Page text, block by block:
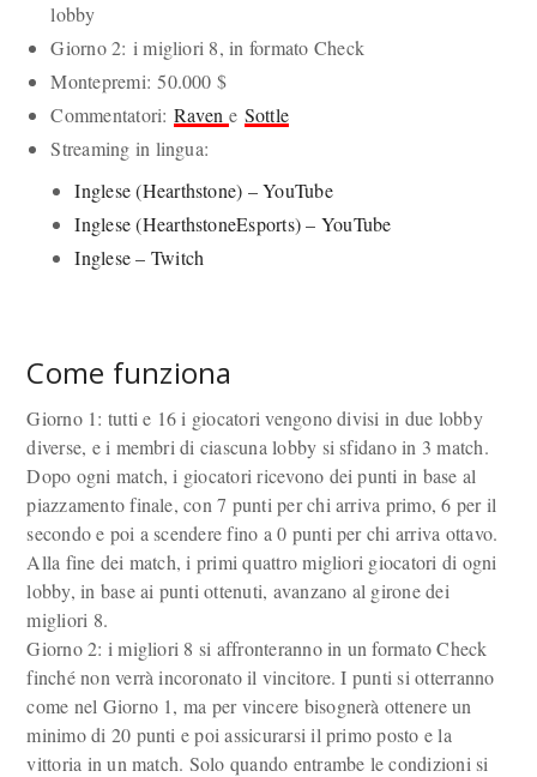
lobby
Giorno 2: i migliori 8, in formato Check
Montepremi: 50.000 $
Commentatori: Ravene Sottle
Streaming in lingua:
Inglese (Hearthstone) – YouTube
Inglese (HearthstoneEsports) – YouTube
Inglese – Twitch
Come funziona
Giorno 1: tutti e 16 i giocatori vengono divisi in due lobby
diverse, e i membri di ciascuna lobby si sfidano in 3 match.
Dopo ogni match, i giocatori ricevono dei punti in base al
piazzamento finale, con 7 punti per chi arriva primo, 6 per il
secondo e poi a scendere fino a 0 punti per chi arriva ottavo.
Alla fine dei match, i primi quattro migliori giocatori di ogni
lobby, in base ai punti ottenuti, avanzano al girone dei
migliori 8.
Giorno 2: i migliori 8 si affronteranno in un formato Check
finché non verrà incoronato il vincitore. I punti si otterranno
come nel Giorno 1, ma per vincere bisognerà ottenere un
minimo di 20 punti e poi assicurarsi il primo posto e la
vittoria in un match. Solo quando entrambe le condizioni si